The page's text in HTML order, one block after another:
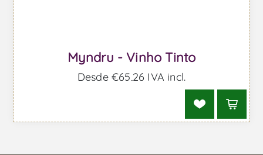
Myndru - Vinho Tinto
Desde €65,26 IVA incl.